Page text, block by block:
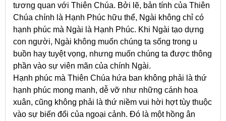
tương quan với Thiên Chúa. Bởi lẽ, bản tính của Thiên
Chúa chính là Hạnh Phúc hữu thể, Ngài không chỉ có
hạnh phúc mà Ngài là Hạnh Phúc. Khi Ngài tạo dựng
con người, Ngài không muốn chúng ta sống trong u
buồn hay tuyệt vọng, nhưng muốn chúng ta được thông
phần vào sự viên mãn của chính Ngài.
Hạnh phúc mà Thiên Chúa hứa ban không phải là thứ
hạnh phúc mong manh, dễ vỡ như những cánh hoa
xuân, cũng không phải là thứ niềm vui hời hợt tùy thuộc
vào sự biến đổi của ngoại cảnh. Đó là một hồng ân